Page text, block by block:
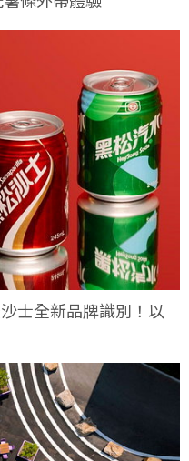
士全新品牌識別！以